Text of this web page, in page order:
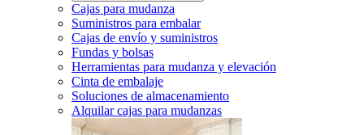
Cajas para mudanza
Suministros para embalar
Cajas de envío y suministros
Fundas y bolsas
Herramientas para mudanza y elevación
Cinta de embalaje
Soluciones de almacenamiento
Alquilar cajas para mudanzas